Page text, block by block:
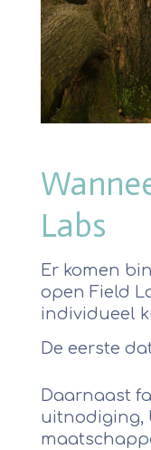
Labs
Er komen
open Field
individueel
De eerste
Daarnaast
uitnodiging,